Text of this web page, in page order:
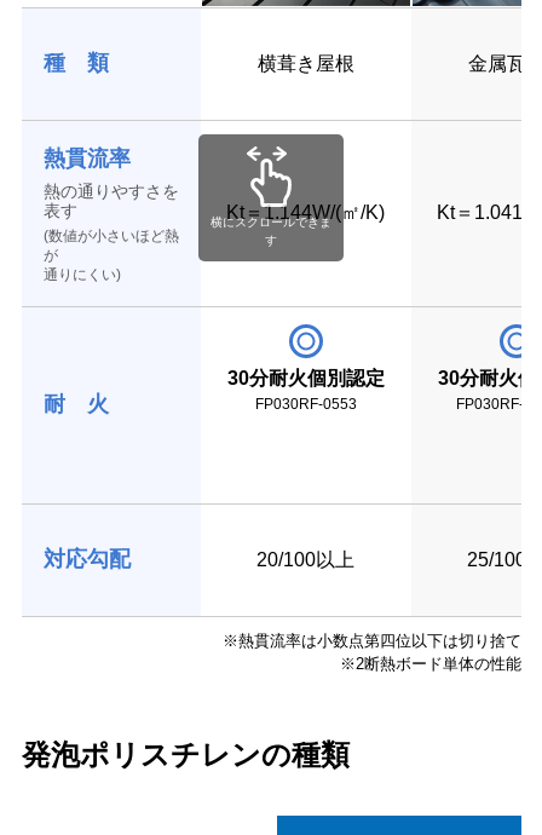
種 類 横葺き屋根 金属瓦
熱貫流率
熱の通りやすさを
表す
(数値が小さいほど熱
が
通りにくい)
Kt＝1.144W/(㎡/K) Kt＝
耐 火
30分耐火個別認定
FP030RF-0553
30分耐火個
FP030RF-
対応勾配 20/100以上 25/100
横にスクロールできま
す
※熱貫流率は小数点第四位以下は切り捨て
※2断熱ボード単体の性能
発泡ポリスチレンの種類